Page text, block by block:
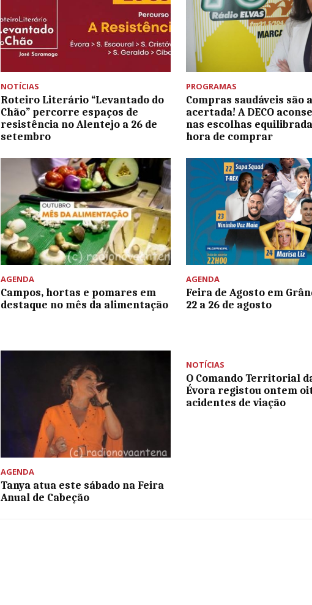
NOTÍCIAS
Roteiro Literário “Levantado do
Chão” percorre espaços de
resistência no Alentejo a 26 de
setembro
PROGRAMAS
Compras saudáveis são
acertada! A DECO
nas escolhas
hora de comprar
AGENDA
Campos, hortas e pomares em
destaque no mês da alimentação
AGENDA
Feira de Agosto em
22 a 26 de agosto
AGENDA
Tanya atua este sábado na Feira
Anual de Cabeção
NOTÍCIAS
O Comando Territorial
Évora registou ontem
acidentes de viação